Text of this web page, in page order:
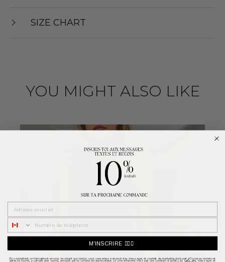
SIZE CHART
YOU MIGHT ALSO LIKE
M'INSCRIRE 👉🏼📱
En soumettant ce formulaire et en vous inscrivant aux textos, vous consentez à recevoir des messages et courriels de marketing de la part d'Oycee au numéro et
adresse fournis, y compris des textos envoyés par un composeur automatique. Le consentement n'est pas une condition d'achat. Les tarifs des messages et